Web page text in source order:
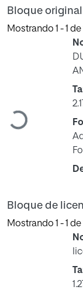
Bloque original
Mostrando 1 - 1 de
Cargando...
Bloque de
Mostrando 1 - 1 de